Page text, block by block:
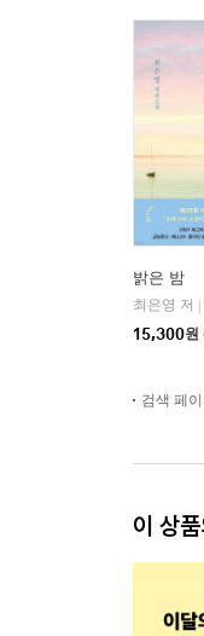
밝은 밤
최은영 저
15,300원
검색 페
이 상